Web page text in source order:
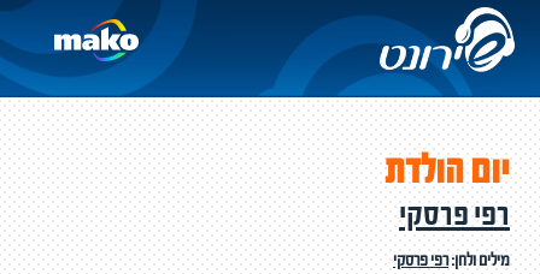
יום הולדת
רפי פרסקי
מילים ולחן:רפי פרסקי